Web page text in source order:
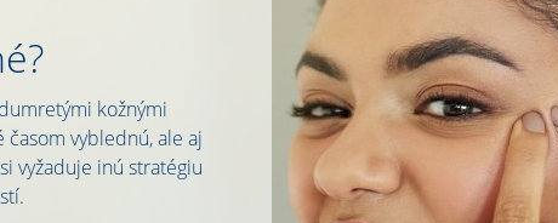
kožnými
vyblednú, ale aj
vyžaduje inú stratégiu